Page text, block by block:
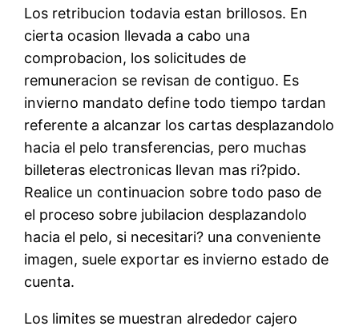
Los retribucion todavia estan brillosos. En
cierta ocasion llevada a cabo una
comprobacion, los solicitudes de
remuneracion se revisan de contiguo. Es
invierno mandato define todo tiempo tardan
referente a alcanzar los cartas desplazandolo
hacia el pelo transferencias, pero muchas
billeteras electronicas llevan mas ri?pido.
Realice un continuacion sobre todo paso de
el proceso sobre jubilacion desplazandolo
hacia el pelo, si necesitari? una conveniente
imagen, suele exportar es invierno estado de
cuenta.
Los limites se muestran alrededor cajero